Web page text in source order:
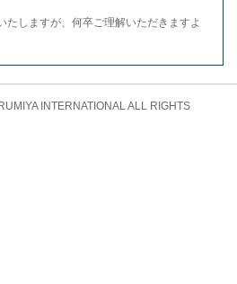
たしますが、何卒ご理解いただきますよ